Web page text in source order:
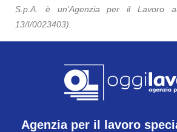
S.p.A. è un’Agenzia per il Lavoro
13/I/0023403).
Agenzia per il lavoro